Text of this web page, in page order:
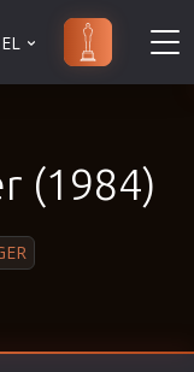
EL
(1984)